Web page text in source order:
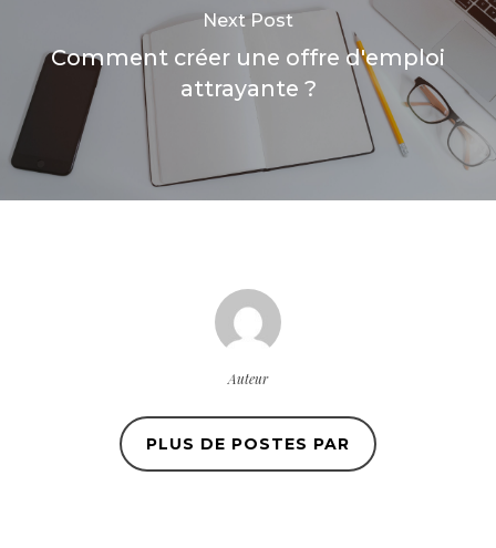
Next Post
Comment créer une offre d'emploi
attrayante ?
Auteur
PLUS DE POSTES PAR